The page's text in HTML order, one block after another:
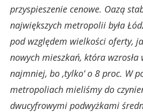
przyspieszenie cenowe. Oazą
największych metropolii była
pod względem wielkości oferty,
nowych mieszkań, która
najmniej, bo ‚tylko’ o 8 proc. W
metropoliach mieliśmy do
dwucyfrowymi podwyżkami